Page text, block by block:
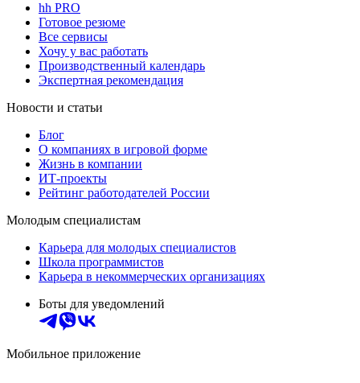
hh PRO
Готовое резюме
Все сервисы
Хочу у вас работать
Производственный календарь
Экспертная рекомендация
Новости и статьи
Блог
О компаниях в игровой форме
Жизнь в компании
ИТ-проекты
Рейтинг работодателей России
Молодым специалистам
Карьера для молодых специалистов
Школа программистов
Карьера в некоммерческих организациях
Боты для уведомлений
Мобильное приложение